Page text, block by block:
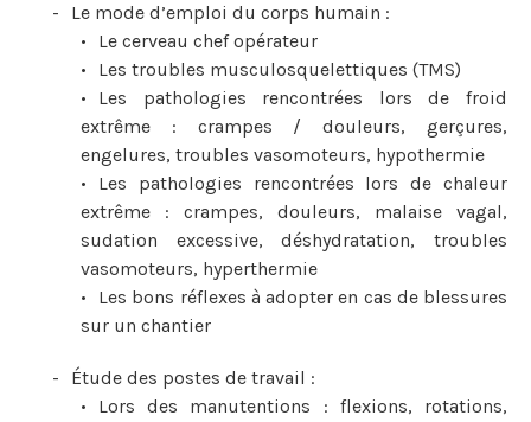
Le mode d’emploi du corps humain :
Le cerveau chef opérateur
Les troubles musculosquelettiques (TMS)
Les pathologies rencontrées lors de froid
extrême : crampes / douleurs, gerçures,
engelures, troubles vasomoteurs, hypothermie
Les pathologies rencontrées lors de chaleur
extrême : crampes, douleurs, malaise vagal,
sudation excessive, déshydratation, troubles
vasomoteurs, hyperthermie
Les bons réflexes à adopter en cas de blessures
sur un chantier
Étude des postes de travail :
Lors des manutentions : flexions, rotations,